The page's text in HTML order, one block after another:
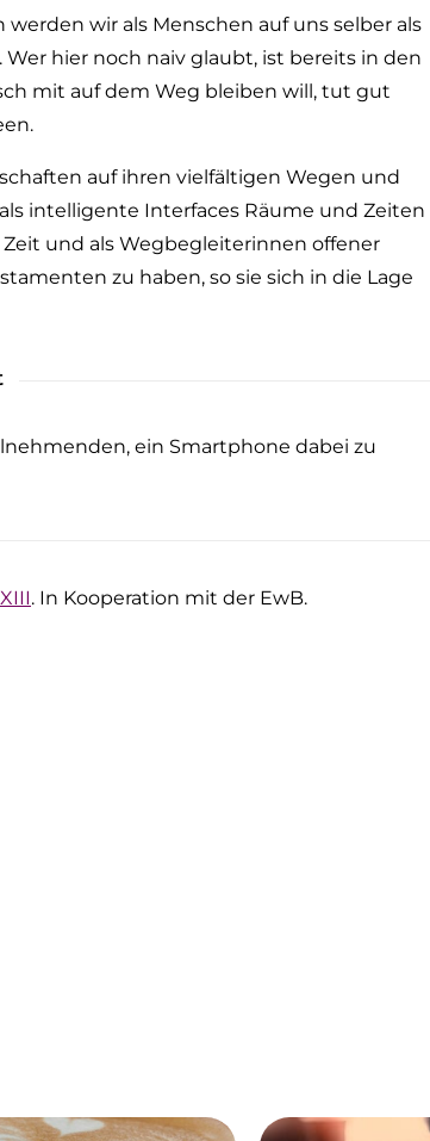
wir als Menschen auf uns selber als
hier noch naiv glaubt, ist bereits in den
mit auf dem Weg bleiben will, tut gut
auf ihren vielfältigen Wegen und
intelligente Interfaces Räume und Zeiten
und als Wegbegleiterinnen offener
zu haben, so sie sich in die Lage
ein Smartphone dabei zu
. In Kooperation mit der EwB.